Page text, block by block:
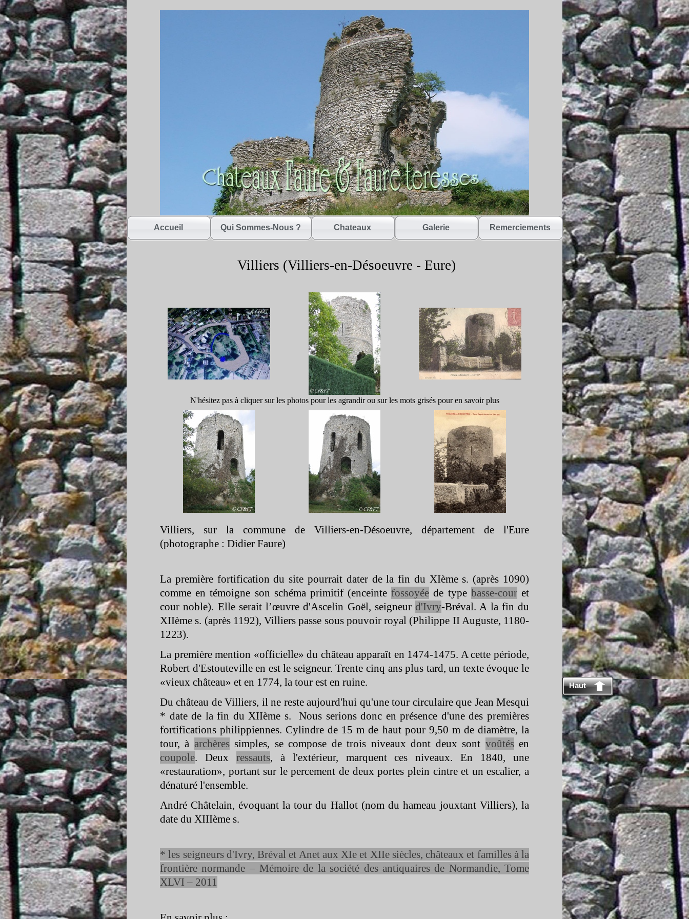
Accueil Qui Sommes-Nous ? Chateaux Galerie Remerciements
Villiers (Villiers-en-Désoeuvre - Eure)
Haut
N'hésitez pas à cliquer sur les photos pour les agrandir ou sur les mots grisés pour en savoir plus
Villiers, sur la commune de Villiers-en-Désoeuvre, département de l'Eure
(photographe : Didier Faure)
La première fortification du site pourrait dater de la fin du XIème s. (après 1090)
comme en témoigne son schéma primitif (enceinte fossoyée de type basse-couret
cour noble). Elle serait l’œuvre d'Ascelin Goël, seigneur d'Ivry-Bréval. A la fin du
XIIème s. (après 1192), Villiers passe sous pouvoir royal (Philippe II Auguste, 1180-
1223).
La première mention «officielle» du château apparaît en 1474-1475. A cette période,
Robert d'Estouteville en est le seigneur. Trente cinq ans plus tard, un texte évoque le
«vieux château» et en 1774, la tour est en ruine.
Du château de Villiers, il ne reste aujourd'hui qu'une tour circulaire que Jean Mesqui
* date de la fin du XIIème s. Nous serions donc en présence d'une des premières
fortifications philippiennes. Cylindre de 15 m de haut pour 9,50 m de diamètre, la
tour, à archèressimples, se compose de trois niveaux dont deux sont voûtésen
coupole. Deux ressauts, à l'extérieur, marquent ces niveaux. En 1840, une
«restauration», portant sur le percement de deux portes plein cintre et un escalier, a
dénaturé l'ensemble.
André Châtelain, évoquant la tour du Hallot (nom du hameau jouxtant Villiers), la
date du XIIIème s.
* les seigneurs d'Ivry, Bréval et Anet aux XIe et XIIe siècles, châteaux et familles à la
frontière normande – Mémoire de la société des antiquaires de Normandie, Tome
XLVI – 2011